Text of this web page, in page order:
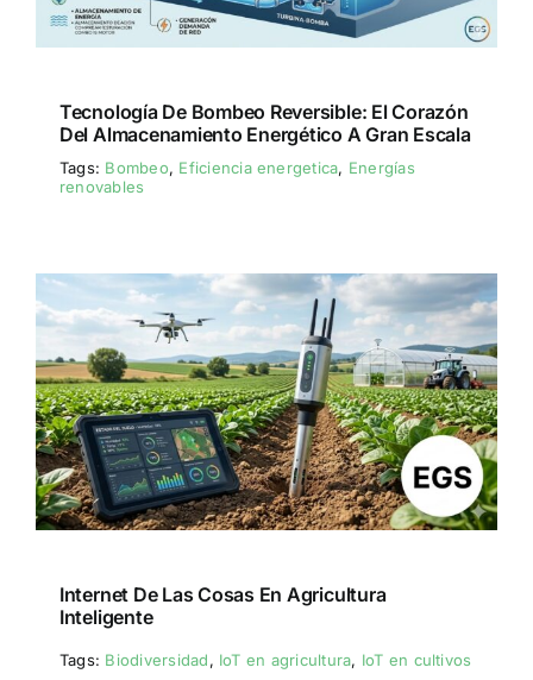
Tecnología De Bombeo Reversible: El Corazón
Del Almacenamiento Energético A Gran Escala
Tags: Bombeo, Eficiencia energetica, Energías
renovables
Internet De Las Cosas En Agricultura
Inteligente
Tags: Biodiversidad, IoT en agricultura, IoT en cultivos